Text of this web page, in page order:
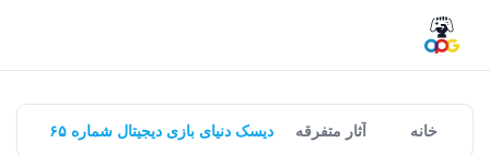
خانه آثار متفرقه دیسک دنیای بازی دیجیتال شماره ۶۵